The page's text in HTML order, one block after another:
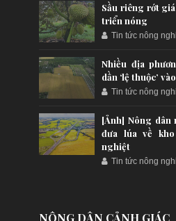
Sầu riêng rớt
triển nóng
Tin tức nông
Nhiều địa
dần ‘lệ thuộc’
Tin tức nông
[Ảnh] Nông dân
đưa lúa về
nghiệt
Tin tức nông
NÔNG DÂN CẢNH GIÁC